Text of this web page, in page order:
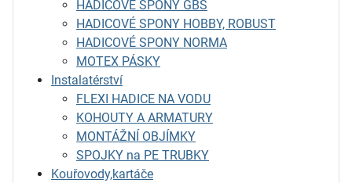
HADICOVÉ SPONY GBS
HADICOVÉ SPONY HOBBY, ROBUST
HADICOVÉ SPONY NORMA
MOTEX PÁSKY
Instalatérství
FLEXI HADICE NA VODU
KOHOUTY A ARMATURY
MONTÁŽNÍ OBJÍMKY
SPOJKY na PE TRUBKY
Kouřovody,kartáče